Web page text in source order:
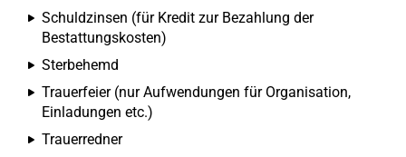
Schuldzinsen (für Kredit zur Bezahlung der
Bestattungskosten)
Sterbehemd
Trauerfeier (nur Aufwendungen für Organisation,
Einladungen etc.)
Trauerredner